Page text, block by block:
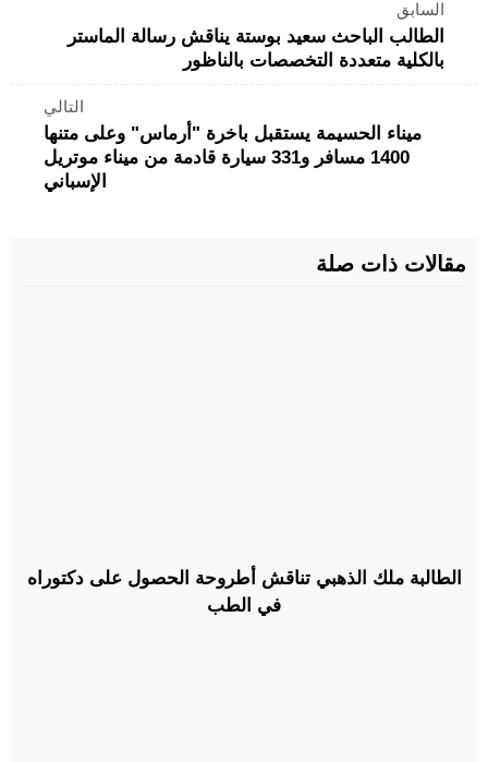
السابق
الطالب الباحث سعيد بوستة يناقش رسالة الماستر
بالكلية متعددة التخصصات بالناظور
التالي
ميناء الحسيمة يستقبل باخرة "أرماس" وعلى متنها
1400 مسافر و331 سيارة قادمة من ميناء موتريل
الإسباني
مقالات ذات صلة
الطالبة ملك الذهبي تناقش أطروحة الحصول على دكتوراه
في الطب